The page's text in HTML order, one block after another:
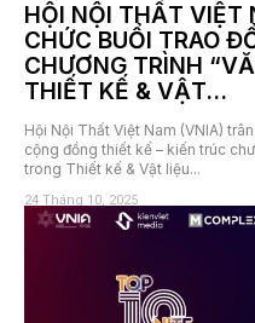
HỘI NỘI THẤT VIỆT
CHỨC BUỔI TRAO
CHƯƠNG TRÌNH
THIẾT KẾ & VẬT...
Hội Nội Thất Việt Nam (VNIA)
cộng đồng thiết kế – kiến trúc
trong Thiết kế & Vật liệu...
24 Tháng 10, 2025